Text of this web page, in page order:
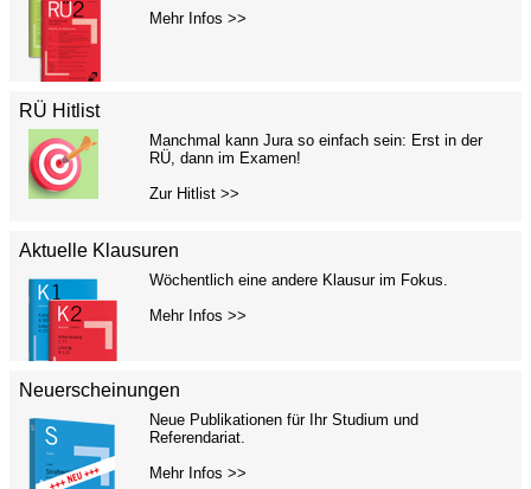
Mehr Infos >>
RÜ Hitlist
Manchmal kann Jura so einfach sein: Erst in der
RÜ, dann im Examen!
Zur Hitlist >>
Aktuelle Klausuren
Wöchentlich eine andere Klausur im Fokus.
Mehr Infos >>
Neuerscheinungen
Neue Publikationen für Ihr Studium und
Referendariat.
Mehr Infos >>